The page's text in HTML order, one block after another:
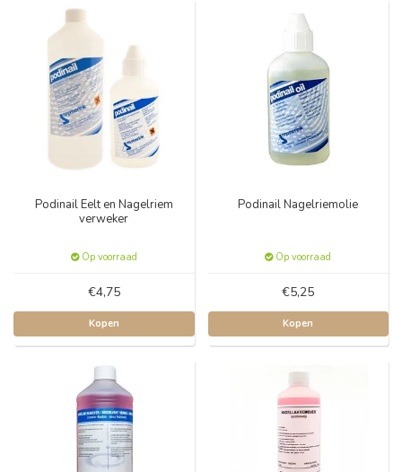
Podinail Eelt en Nagelriem
verweker
Op voorraad
€4,75
Kopen
Podinail Nagelriemolie
Op voorraad
€5,25
Kopen